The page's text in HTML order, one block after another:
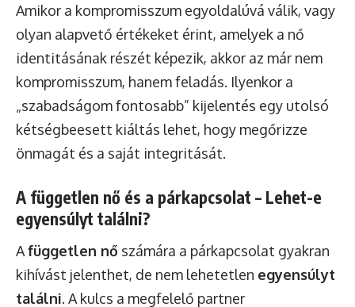
Amikor a kompromisszum egyoldalúvá válik, vagy
olyan alapvető értékeket érint, amelyek a nő
identitásának részét képezik, akkor az már nem
kompromisszum, hanem feladás. Ilyenkor a
„szabadságom fontosabb” kijelentés egy utolsó
kétségbeesett kiáltás lehet, hogy megőrizze
önmagát és a saját integritását.
A független nő és a párkapcsolat – Lehet-e
egyensúlyt találni?
Afüggetlen nő számára a párkapcsolat gyakran
kihívást jelenthet, de nem lehetetlen egyensúlyt
találni. A kulcs a megfelelő partner